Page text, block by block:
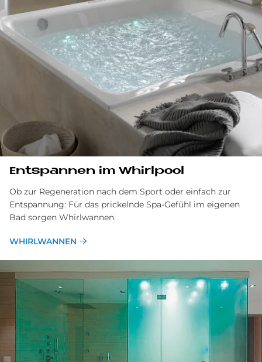
Entspannen im Whirlpool
Ob zur Regeneration nach dem Sport oder einfach zur
Entspannung: Für das prickelnde Spa-Gefühl im eigenen
Bad sorgen Whirlwannen.
WHIRLWANNEN